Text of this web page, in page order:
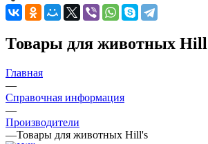
Товары для животных
Главная
—
Справочная информация
—
Производители
—Товары для животных Hill's